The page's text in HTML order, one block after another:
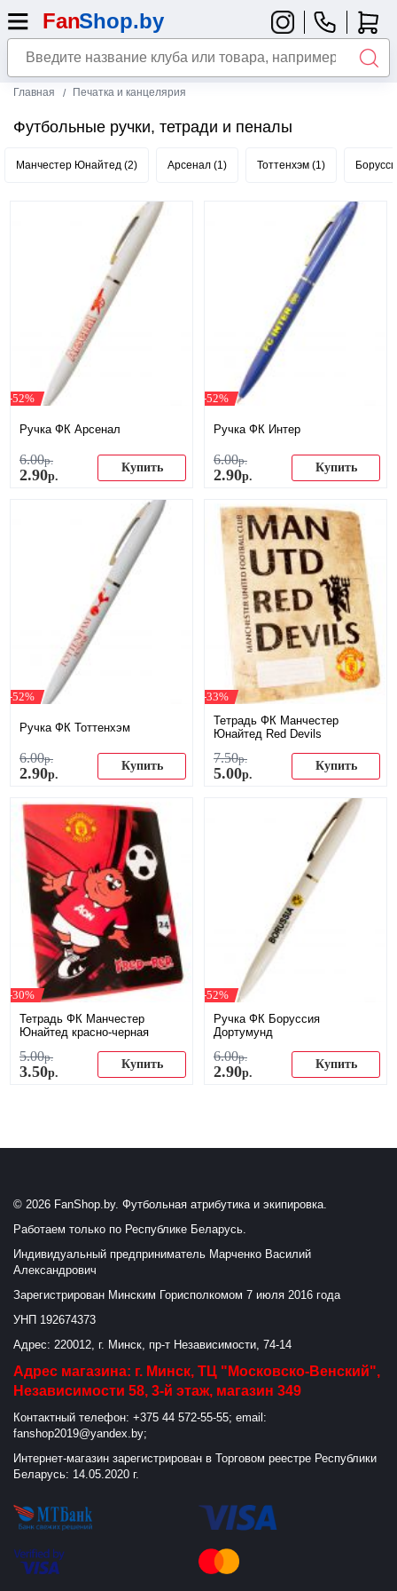
Главная Печатка и канцелярия
Футбольные ручки, тетради и пеналы
Манчестер Юнайтед (2) Арсенал (1) Тоттенхэм (1)
-52%
Ручка ФК Арсенал
6.00р.
2.90р.
Купить
-52%
Ручка ФК Интер
6.00р.
2.90р.
Купить
-52%
Ручка ФК Тоттенхэм
6.00р.
2.90р.
Купить
-33%
Тетрадь ФК Манчестер
Юнайтед Red Devils
7.50р.
5.00р.
Купить
-30%
Тетрадь ФК Манчестер
Юнайтед красно-черная
5.00р.
3.50р.
Купить
-52%
Ручка ФК Боруссия
Дортумунд
6.00р.
2.90р.
Купить
© 2026 FanShop.by. Футбольная атрибутика и экипировка.
Работаем только по Республике Беларусь.
Индивидуальный предприниматель Марченко Василий
Александрович
Зарегистрирован Минским Горисполкомом 7 июля 2016 года
УНП 192674373
Адрес: 220012, г. Минск, пр-т Независимости, 74-14
Адрес магазина: г. Минск, ТЦ "Московско-Венский",
Независимости 58, 3-й этаж, магазин 349
Контактный телефон: +375 44 572-55-55; email:
fanshop2019@yandex.by;
Интернет-магазин зарегистрирован в Торговом реестре Республики
Беларусь: 14.05.2020 г.